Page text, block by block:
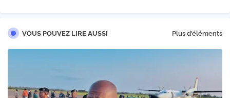
VOUS POUVEZ LIRE AUSSI Plus d'éléments